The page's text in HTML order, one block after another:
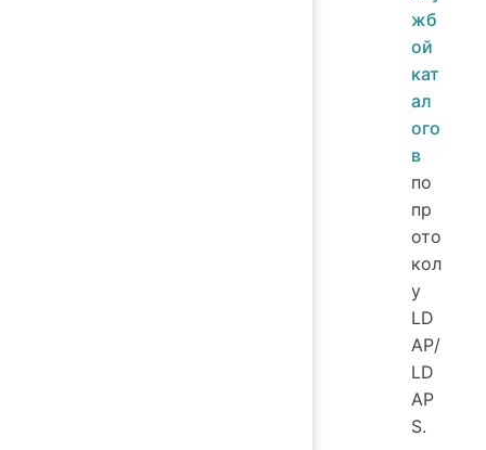
жб
ой
кат
ал
ого
в
по
пр
ото
кол
у
LD
AP/
LD
AP
S.